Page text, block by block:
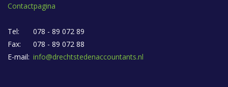
Contactpagina
Tel:
078 - 89 072 89
Fax:
078 - 89 072 88
E-mail: info@drechtstedenaccountants.nl